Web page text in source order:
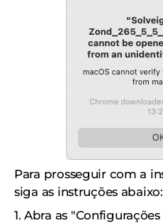
Para prosseguir com a
siga as instruções abaixo:
Abra as